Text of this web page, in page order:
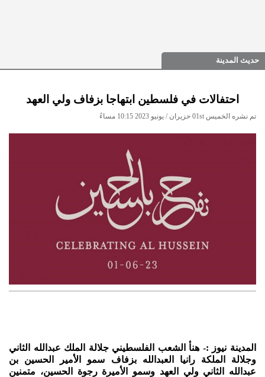
حديث المدينة
احتفالات في فلسطين ابتهاجا بزفاف ولي العهد
تم نشره الخميس 01st حزيران / يونيو 2023 10:15 مساءً
المدينة نيوز :- هنأ الشعب الفلسطيني جلالة الملك عبدالله الثاني
وجلالة الملكة رانيا العبدالله بزفاف سمو الأمير الحسين بن
عبدالله الثاني ولي العهد وسمو الأميرة رجوة الحسين، متمنين